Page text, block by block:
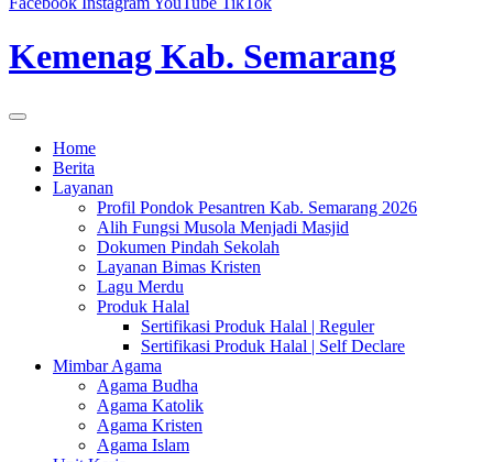
Kemenag Kab. Semarang
Home
Berita
Layanan
Profil Pondok Pesantren Kab. Semarang 2026
Alih Fungsi Musola Menjadi Masjid
Dokumen Pindah Sekolah
Layanan Bimas Kristen
Lagu Merdu
Produk Halal
Sertifikasi Produk Halal | Reguler
Sertifikasi Produk Halal | Self Declare
Mimbar Agama
Agama Budha
Agama Katolik
Agama Kristen
Agama Islam